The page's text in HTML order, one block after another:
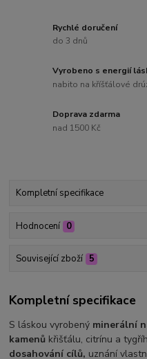
Rychlé doručení
do 3 dnů
Vyrobeno s energií
nabito na kříšťálové
Doprava zdarma
nad 1500 Kč
Kompletní specifikace
Hodnocení 0
Související zboží 5
Kompletní specifikace
S láskou vyrobený minerální
kamenů křišťálu, citrínu a
dosahování cílů, uznání